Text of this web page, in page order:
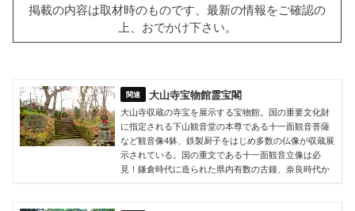
掲載の内容は取材時のものです、最新の情報をご確認の
上、おでかけ下さい。
大山寺宝物館霊宝閣
大山寺収蔵の寺宝を展示する宝物館。国の重要文化財
に指定される下山観音堂の本尊である十一面観音菩薩
など観音像4躰、鉄製厨子をはじめ多数の仏像が収蔵展
示されている。国の重文である十一面観音立像は必
見！鎌倉時代に造られた県内有数の古鐘、奈良時代か